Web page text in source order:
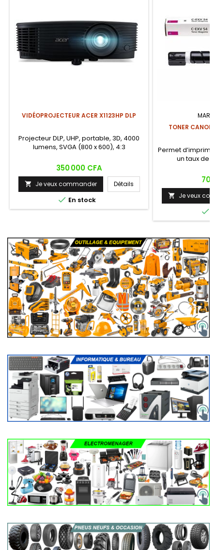
VIDÉOPROJECTEUR ACER X1123HP DLP
Projecteur DLP, UHP, portable, 3D, 4000
lumens, SVGA (800 x 600), 4:3
Prix
350 000 CFA
 Je veux commander Détails
 En stock
TONER
Permet
un taux de
Prix
70
 Je veux
